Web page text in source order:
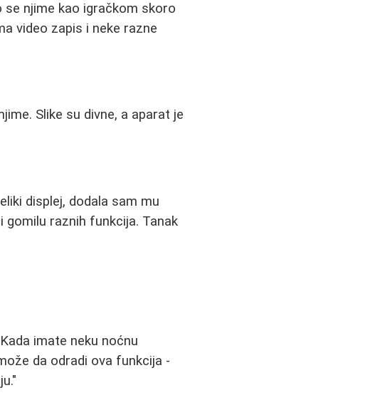
se njime kao igračkom skoro
video zapis i neke razne
Slike su divne, a aparat je
displej, dodala sam mu
gomilu raznih funkcija. Tanak
imate neku noćnu
da odradi ova funkcija -